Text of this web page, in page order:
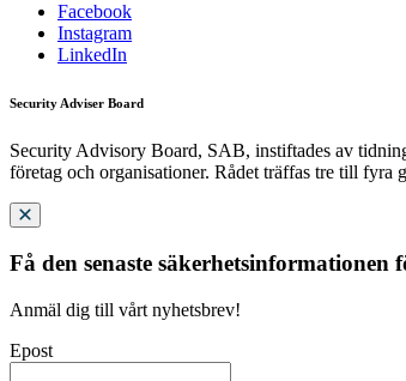
Facebook
Instagram
LinkedIn
Security Adviser Board
Security Advisory Board, SAB, instiftades av
företag och organisationer. Rådet träffas tre till fyra
Få den senaste säkerhetsinformationen
Anmäl dig till vårt nyhetsbrev!
Epost